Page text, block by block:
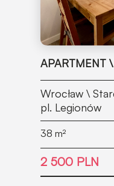
APARTMENT
Wrocław \
pl. Legionów
38 m²
2 500 PLN